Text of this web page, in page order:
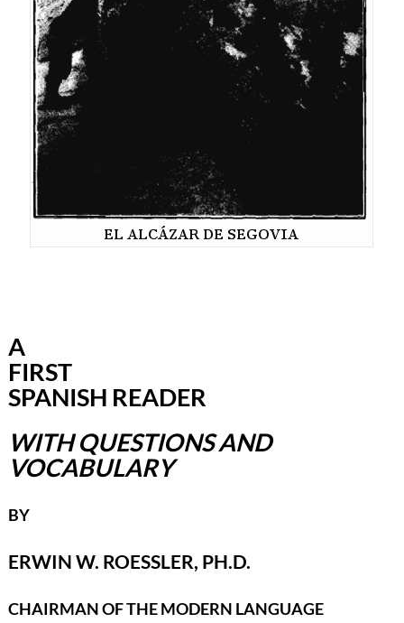
A
FIRST
SPANISH READER
WITH QUESTIONS AND
VOCABULARY
BY
ERWIN W. ROESSLER, PH.D.
CHAIRMAN OF THE MODERN LANGUAGE